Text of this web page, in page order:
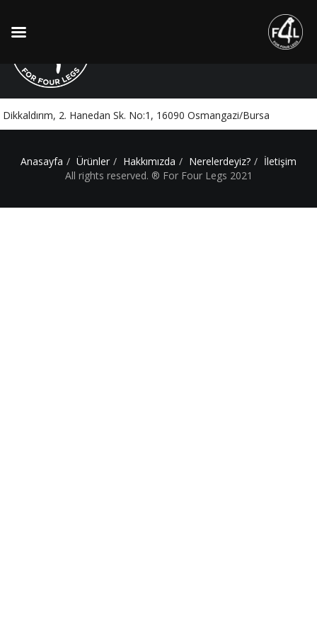
Karya Doğa Veteriner Kliniği
Dikkaldırım, 2. Hanedan Sk. No:1, 16090 Osmangazi/Bursa
Anasayfa Ürünler Hakkımızda Nerelerdeyiz?
İletişim
All rights reserved. ® For Four Legs 2021